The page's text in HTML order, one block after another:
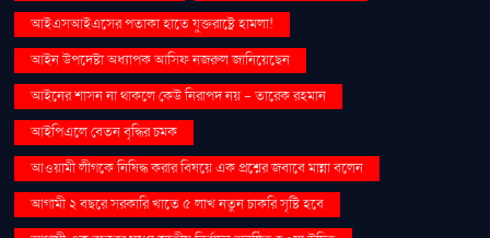
আইএসআইএসের পতাকা হাতে যুক্তরাষ্ট্রে হামলা!
আইন উপদেষ্টা অধ্যাপক আসিফ নজরুল জানিয়েছেন
আইনের শাসন না থাকলে কেউ নিরাপদ নয় - তারেক রহমান
আইপিএলে বেতন বৃদ্ধির চমক
আওয়ামী লীগকে নিষিদ্ধ করার বিষয়ে এক প্রশ্নের জবাবে মান্না বলেন
আগামী ২ বছরে সরকারি খাতে ৫ লাখ নতুন চাকরি সৃষ্টি হবে